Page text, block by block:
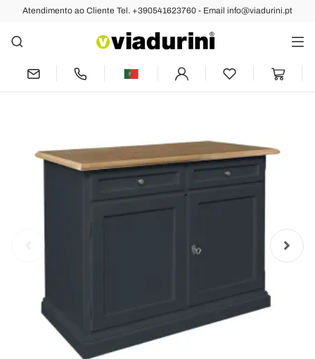
Atendimento ao Cliente Tel. +390541623760 - Email info@viadurini.pt
Anterior Próximo
Aparador de Madeira com 2 Gavetas e 2
Portas Fabricado na Itália - Uller